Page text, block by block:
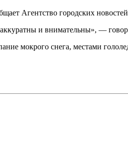
Агентство городских
и внимательны», —
мокрого снега, местами